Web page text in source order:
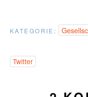
KATEGORIE:
Twitter